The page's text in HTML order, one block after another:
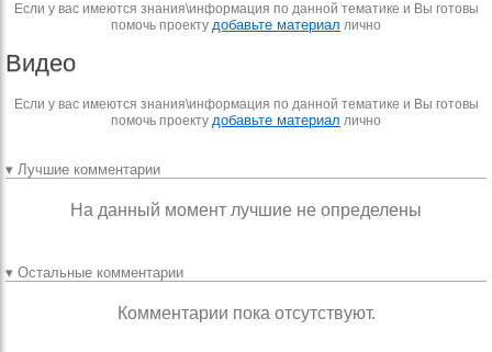
Если у вас имеются знания\информация по данной тематике и Вы готовы
помочь проекту добавьте материал лично
Видео
Если у вас имеются знания\информация по данной тематике и Вы готовы
помочь проекту добавьте материал лично
▾ Лучшие комментарии
На данный момент лучшие не определены
▾ Остальные комментарии
Комментарии пока отсутствуют.